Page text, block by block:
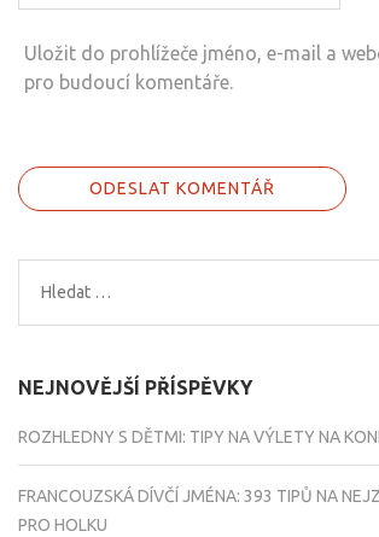
Uložit do prohlížeče jméno, e-mail a
pro budoucí komentáře.
Vyhledávání
NEJNOVĚJŠÍ PŘÍSPĚVKY
ROZHLEDNY S DĚTMI: TIPY NA VÝLETY NA
FRANCOUZSKÁ DÍVČÍ JMÉNA: 393 TIPŮ NA
PRO HOLKU